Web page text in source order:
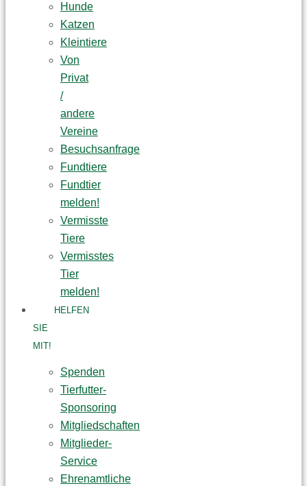
Hunde
Katzen
Kleintiere
Von
Privat
/
andere
Vereine
Besuchsanfrage
Fundtiere
Fundtier
melden!
Vermisste
Tiere
Vermisstes
Tier
melden!
HELFEN
SIE
MIT!
Spenden
Tierfutter-
Sponsoring
Mitgliedschaften
Mitglieder-
Service
Ehrenamtliche